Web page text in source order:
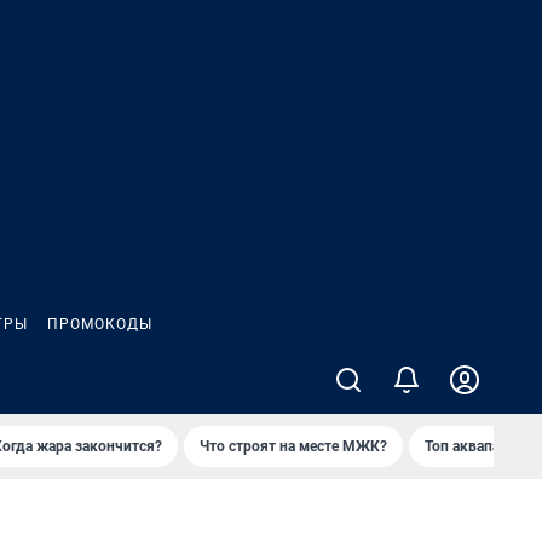
ПРОМОКОДЫ
жара закончится? Что строят на месте МЖК? Топ аквапарков